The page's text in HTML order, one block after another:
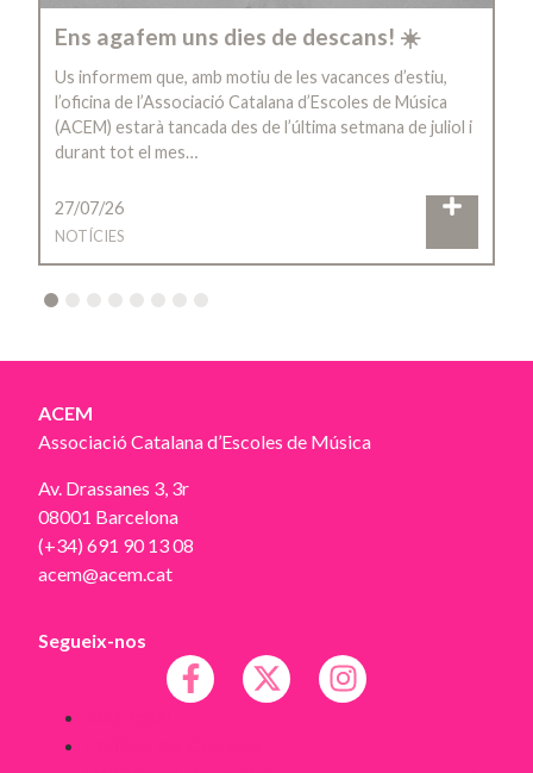
Ens agafem uns dies de descans! ☀️
Us informem que, amb motiu de les vacances d’estiu,
l’oficina de l’Associació Catalana d’Escoles de Música
(ACEM) estarà tancada des de l’última setmana de juliol i
durant tot el mes…
27/07/26
NOTÍCIES
4 5 6 7 8
ACEM
Associació Catalana d’Escoles de Música
Av. Drassanes 3, 3r
08001 Barcelona
(+34) 691 90 13 08
acem@acem.cat
Segueix-nos